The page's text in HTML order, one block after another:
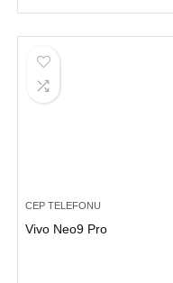
CEP TELEFONU
Vivo Neo9 Pro